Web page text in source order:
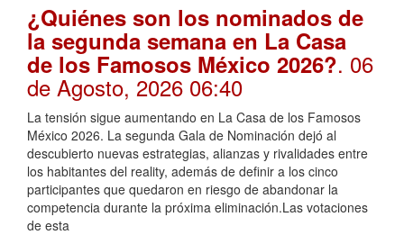
¿Quiénes son los nominados de
la segunda semana en La Casa
de los Famosos México 2026?. 06
de Agosto, 2026 06:40
La tensión sigue aumentando en La Casa de los Famosos
México 2026. La segunda Gala de Nominación dejó al
descubierto nuevas estrategias, alianzas y rivalidades entre
los habitantes del reality, además de definir a los cinco
participantes que quedaron en riesgo de abandonar la
competencia durante la próxima eliminación.Las votaciones
de esta